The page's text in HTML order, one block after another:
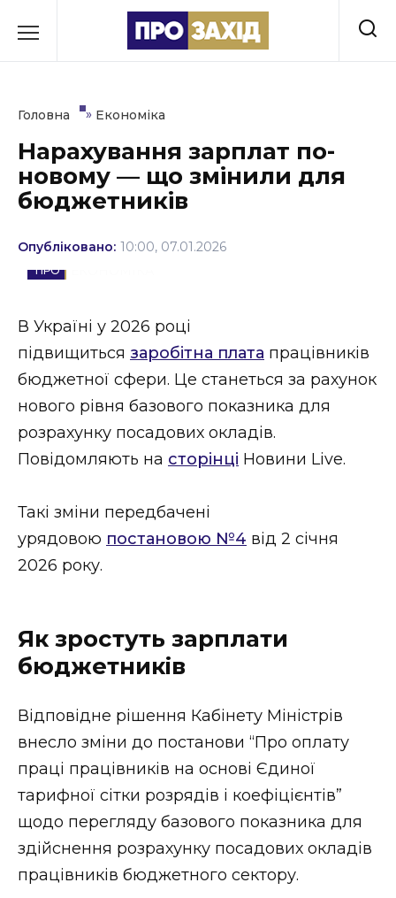
до
Культура
Освіта
Події
Соціум
Спорт
Стиль життя
Втрачений Ужгород
НОВИНИ ЗАХІДНОЇ УКРАЇНИ
ФОТО
ВІДЕО
Головна » Економіка
Нарахування зарплат по-
новому — що змінили для
бюджетників
Опубліковано: 10:00, 07.01.2026
В Україні у 2026 році
підвищиться заробітна плата працівників
бюджетної сфери. Це станеться за рахунок
нового рівня базового показника для
розрахунку посадових окладів.
Повідомляють на сторінці Новини Live.
Такі зміни передбачені
урядовою постановою №4 від 2 січня
2026 року.
Як зростуть зарплати
бюджетників
Відповідне рішення Кабінету Міністрів
внесло зміни до постанови “Про оплату
праці працівників на основі Єдиної
тарифної сітки розрядів і коефіцієнтів”
щодо перегляду базового показника для
здійснення розрахунку посадових окладів
працівників бюджетного сектору.